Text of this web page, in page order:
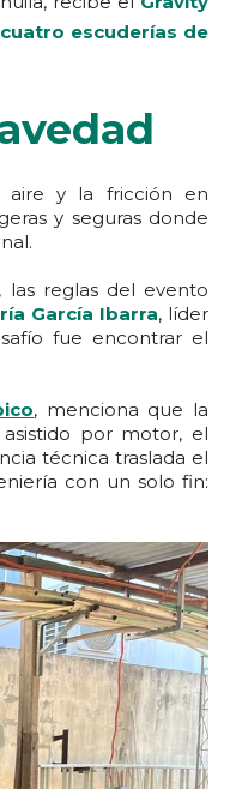
cuatro escuderías de
aire y la fricción en
y seguras donde
las reglas del evento
García Ibarra, líder
fue encontrar el
, menciona que la
por motor, el
técnica traslada el
con un solo fin: